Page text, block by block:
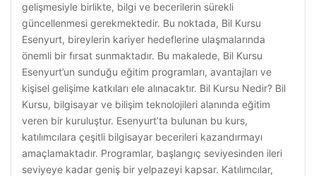
gelişmesiyle birlikte, bilgi ve becerilerin sürekli
güncellenmesi gerekmektedir. Bu noktada, Bil Kursu
Esenyurt, bireylerin kariyer hedeflerine ulaşmalarında
önemli bir fırsat sunmaktadır. Bu makalede, Bil Kursu
Esenyurt’un sunduğu eğitim programları, avantajları ve
kişisel gelişime katkıları ele alınacaktır. Bil Kursu Nedir? Bil
Kursu, bilgisayar ve bilişim teknolojileri alanında eğitim
veren bir kuruluştur. Esenyurt’ta bulunan bu kurs,
katılımcılara çeşitli bilgisayar becerileri kazandırmayı
amaçlamaktadır. Programlar, başlangıç seviyesinden ileri
seviyeye kadar geniş bir yelpazeyi kapsar. Katılımcılar,